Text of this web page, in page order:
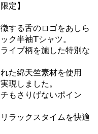
定】
する舌のロゴをあしら
ク半袖Tシャツ。
イプ柄を施した特別な
た綿天竺素材を使用
現しました。
もさりげないポイン
ラックスタイムを快適